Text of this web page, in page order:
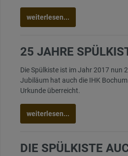
weiterlesen...
25 JAHRE
Die Spülkiste ist im Jahr 2017 nun
Jubiläum hat auch die IHK
Urkunde überreicht.
weiterlesen...
DIE SPÜLKISTE